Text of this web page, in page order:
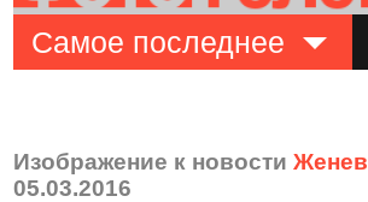
Самое последнее
Изображение к новости
05.03.2016